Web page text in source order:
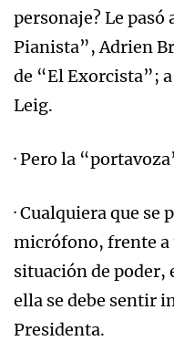
personaje? Le
Pianista”, Adrien
de “El Exorcista”;
Leig.
· Pero la
· Cualquiera que se
micrófono, frente a
situación de poder,
ella se debe sentir
Presidenta.